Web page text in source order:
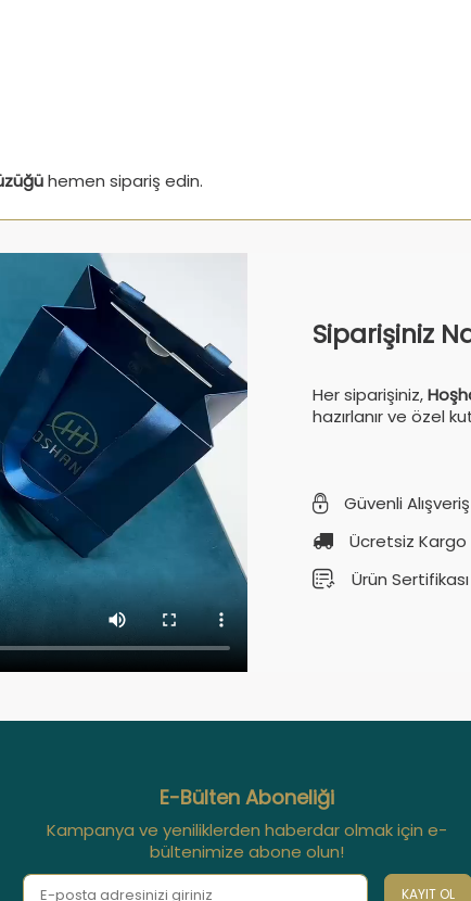
hemen sipariş edin.
Siparişiniz
Her siparişiniz,
hazırlanır ve özel
Güvenli Alışveriş
Ücretsiz Kargo
Ürün Sertifikası
E-Bülten Aboneliği
Kampanya ve yeniliklerden haberdar olmak için e-
bültenimize abone olun!
KAYIT OL